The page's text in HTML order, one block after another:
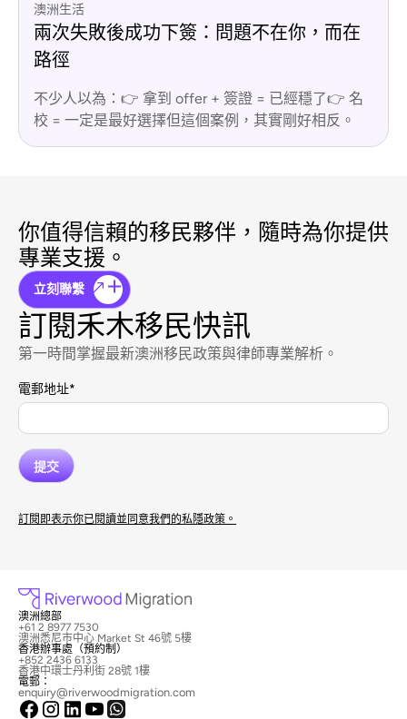
澳洲生活
兩次失敗後成功下簽：問題不在你，而在
路徑
不少人以為：👉 拿到 offer + 簽證 = 已經穩了👉 名
校 = 一定是最好選擇但這個案例，其實剛好相反。
你值得信賴的移民夥伴，隨時為你提供
專業支援。
立刻聯繫
訂閱禾木移民快訊
第一時間掌握最新澳洲移民政策與律師專業解析。
電郵地址*
訂閱即表示你已閱讀並同意我們的私隱政策。
澳洲總部
+61 2 8977 7530
澳洲悉尼市中心 Market St 46號 5樓
香港辦事處（預約制）
+852 2436 6133
香港中環士丹利街 28號 1樓
電郵：
enquiry@riverwoodmigration.com